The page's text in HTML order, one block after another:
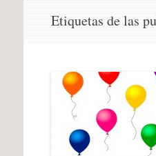
Etiquetas de las